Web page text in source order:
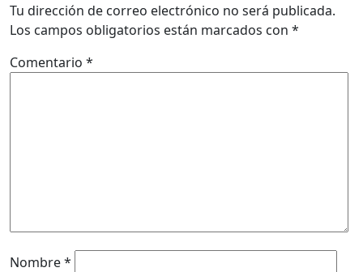
Tu dirección de correo electrónico no será publicada.
Los campos obligatorios están marcados con *
Comentario *
Nombre*